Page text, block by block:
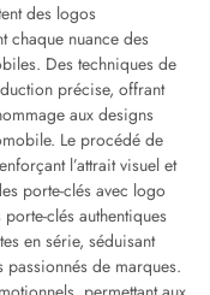
des logos
chaque nuance des
Des techniques de
précise, offrant
aux designs
Le procédé de
l’attrait visuel et
porte-clés avec logo
clés authentiques
en série, séduisant
passionnés de marques.